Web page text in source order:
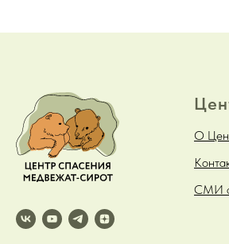
О
СМИ